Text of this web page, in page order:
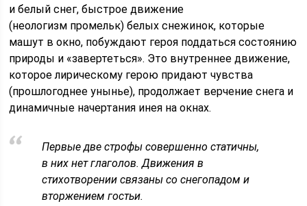
и белый снег, быстрое движение
(неологизм промельк) белых снежинок, которые
машут в окно, побуждают героя поддаться состоянию
природы и «завертеться». Это внутреннее движение,
которое лирическому герою придают чувства
(прошлогоднее унынье), продолжает верчение снега и
динамичные начертания инея на окнах.
Первые две строфы совершенно статичны,
в них нет глаголов. Движения в
стихотворении связаны со снегопадом и
вторжением гостьи.